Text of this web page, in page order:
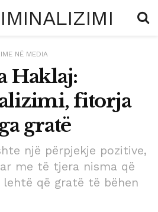
NË MEDIA
Haklaj:
fitorja
gratë
një përpjekje pozitive,
me të tjera nisma që
që gratë të bëhen